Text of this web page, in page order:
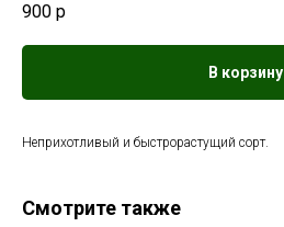
900 р
В корзину
Неприхотливый и быстрорастущий сорт.
Смотрите также